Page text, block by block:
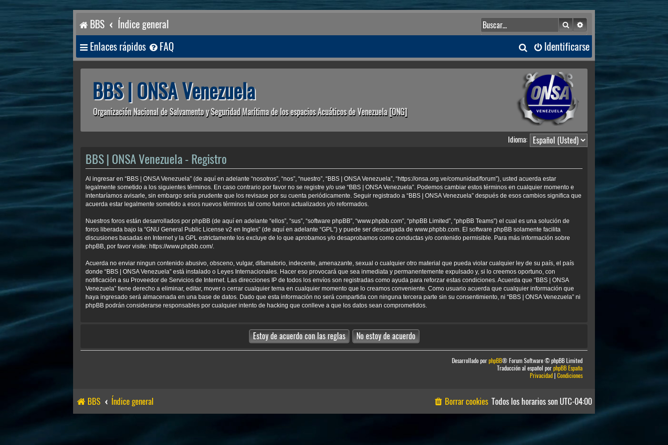
BBS Índice general BuscarBúsqueda avanzada
Enlaces rápidos FAQ Identificarse
u
s
c
a
BBS | ONSA Venezuela
Organización Nacional de Salvamento y Seguridad Marítima de los espacios Acuáticos de Venezuela [ONG]
Idioma:
BBS | ONSA Venezuela - Registro
Al ingresar en “BBS | ONSA Venezuela” (de aquí en adelante “nosotros”, “nos”, “nuestro”, “BBS | ONSA Venezuela”, “https://onsa.org.ve/comunidad/forum”), usted acuerda estar
legalmente sometido a los siguientes términos. En caso contrario por favor no se registre y/o use “BBS | ONSA Venezuela”. Podemos cambiar estos términos en cualquier momento e
intentaríamos avisarle, sin embargo sería prudente que los revisase por su cuenta periódicamente. Seguir registrado a “BBS | ONSA Venezuela” después de esos cambios significa que
acuerda estar legalmente sometido a esos nuevos términos tal como fueron actualizados y/o reformados.
Nuestros foros están desarrollados por phpBB (de aquí en adelante “ellos”, “sus”, “software phpBB”, “www.phpbb.com”, “phpBB Limited”, “phpBB Teams”) el cual es una solución de
foros liberada bajo la “GNU General Public License v2 en Ingles” (de aquí en adelante “GPL”) y puede ser descargada de www.phpbb.com. El software phpBB solamente facilita
discusiones basadas en Internet y la GPL estrictamente los excluye de lo que aprobamos y/o desaprobamos como conductas y/o contenido permisible. Para más información sobre
phpBB, por favor visite: https://www.phpbb.com/.
Acuerda no enviar ningun contenido abusivo, obsceno, vulgar, difamatorio, indecente, amenazante, sexual o cualquier otro material que pueda violar cualquier ley de su país, el país
donde “BBS | ONSA Venezuela” está instalado o Leyes Internacionales. Hacer eso provocará que sea inmediata y permanentemente expulsado y, si lo creemos oportuno, con
notificación a su Proveedor de Servicios de Internet. Las direcciones IP de todos los envíos son registradas como ayuda para reforzar estas condiciones. Acuerda que “BBS | ONSA
Venezuela” tiene derecho a eliminar, editar, mover o cerrar cualquier tema en cualquier momento que lo creamos conveniente. Como usuario acuerda que cualquier información que
haya ingresado será almacenada en una base de datos. Dado que esta información no será compartida con ninguna tercera parte sin su consentimiento, ni “BBS | ONSA Venezuela” ni
phpBB podrán considerarse responsables por cualquier intento de hacking que conlleve a que los datos sean comprometidos.
Desarrollado porphpBB® Forum Software © phpBB Limited
Traducción al español porphpBB España
Privacidad| Condiciones
BBS Índice general Todos los horarios son UTC-04:00
Borrar cookies